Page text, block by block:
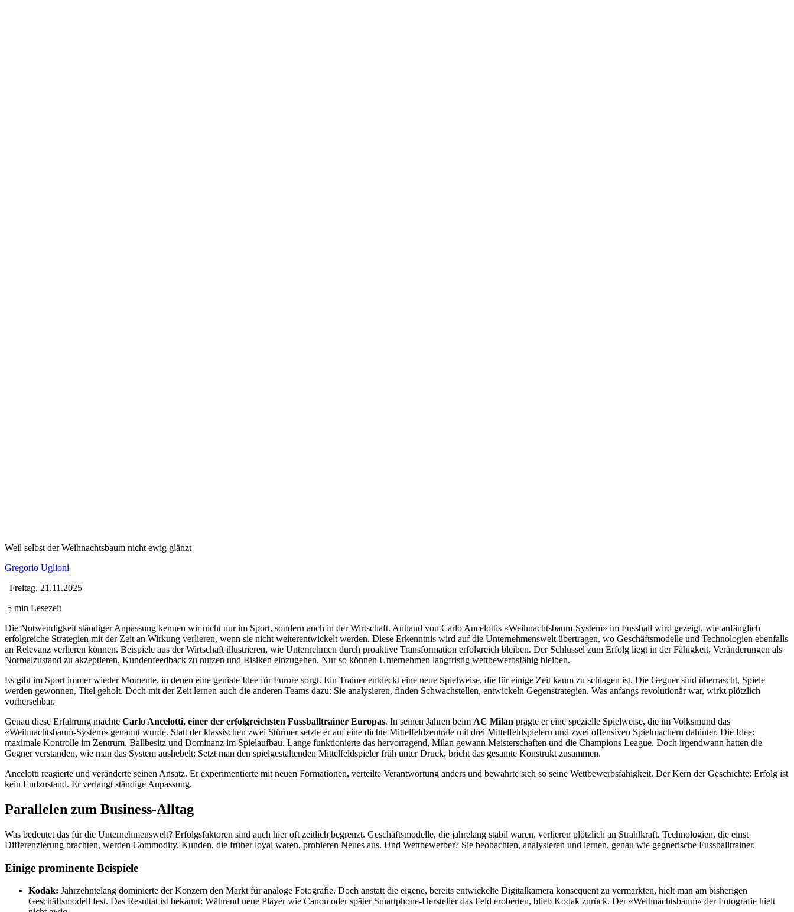
Weil selbst der Weihnachtsbaum nicht ewig glänzt
Gregorio Uglioni
Freitag, 21.11.2025
5 min Lesezeit
Die Notwendigkeit ständiger Anpassung kennen wir nicht nur im Sport, sondern auch in der Wirtschaft. Anhand von Carlo Ancelottis «Weihnachtsbaum-System» im Fussball wird gezeigt, wie anfänglich
erfolgreiche Strategien mit der Zeit an Wirkung verlieren, wenn sie nicht weiterentwickelt werden. Diese Erkenntnis wird auf die Unternehmenswelt übertragen, wo Geschäftsmodelle und Technologien ebenfalls
an Relevanz verlieren können. Beispiele aus der Wirtschaft illustrieren, wie Unternehmen durch proaktive Transformation erfolgreich bleiben. Der Schlüssel zum Erfolg liegt in der Fähigkeit, Veränderungen als
Normalzustand zu akzeptieren, Kundenfeedback zu nutzen und Risiken einzugehen. Nur so können Unternehmen langfristig wettbewerbsfähig bleiben.
Es gibt im Sport immer wieder Momente, in denen eine geniale Idee für Furore sorgt. Ein Trainer entdeckt eine neue Spielweise, die für einige Zeit kaum zu schlagen ist. Die Gegner sind überrascht, Spiele
werden gewonnen, Titel geholt. Doch mit der Zeit lernen auch die anderen Teams dazu: Sie analysieren, finden Schwachstellen, entwickeln Gegenstrategien. Was anfangs revolutionär war, wirkt plötzlich
vorhersehbar.
Genau diese Erfahrung machte Carlo Ancelotti, einer der erfolgreichsten Fussballtrainer Europas. In seinen Jahren beim AC Milan prägte er eine spezielle Spielweise, die im Volksmund das
«Weihnachtsbaum-System» genannt wurde. Statt der klassischen zwei Stürmer setzte er auf eine dichte Mittelfeldzentrale mit drei Mittelfeldspielern und zwei offensiven Spielmachern dahinter. Die Idee:
maximale Kontrolle im Zentrum, Ballbesitz und Dominanz im Spielaufbau. Lange funktionierte das hervorragend, Milan gewann Meisterschaften und die Champions League. Doch irgendwann hatten die
Gegner verstanden, wie man das System aushebelt: Setzt man den spielgestaltenden Mittelfeldspieler früh unter Druck, bricht das gesamte Konstrukt zusammen.
Ancelotti reagierte und veränderte seinen Ansatz. Er experimentierte mit neuen Formationen, verteilte Verantwortung anders und bewahrte sich so seine Wettbewerbsfähigkeit. Der Kern der Geschichte: Erfolg ist
kein Endzustand. Er verlangt ständige Anpassung.
Parallelen zum Business-Alltag
Was bedeutet das für die Unternehmenswelt? Erfolgsfaktoren sind auch hier oft zeitlich begrenzt. Geschäftsmodelle, die jahrelang stabil waren, verlieren plötzlich an Strahlkraft. Technologien, die einst
Differenzierung brachten, werden Commodity. Kunden, die früher loyal waren, probieren Neues aus. Und Wettbewerber? Sie beobachten, analysieren und lernen, genau wie gegnerische Fussballtrainer.
Einige prominente Beispiele
Kodak: Jahrzehntelang dominierte der Konzern den Markt für analoge Fotografie. Doch anstatt die eigene, bereits entwickelte Digitalkamera konsequent zu vermarkten, hielt man am bisherigen
Geschäftsmodell fest. Das Resultat ist bekannt: Während neue Player wie Canon oder später Smartphone-Hersteller das Feld eroberten, blieb Kodak zurück. Der «Weihnachtsbaum» der Fotografie hielt